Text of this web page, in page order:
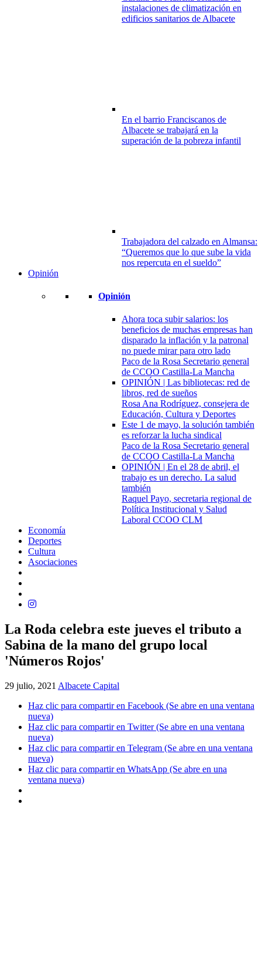
instalaciones de climatización en
edificios sanitarios de Albacete
En el barrio Franciscanos de
Albacete se trabajará en la
superación de la pobreza infantil
Trabajadora del calzado en Almansa:
“Queremos que lo que sube la vida
nos repercuta en el sueldo”
Opinión
Opinión
Ahora toca subir salarios: los
beneficios de muchas empresas han
disparado la inflación y la patronal
no puede mirar para otro lado
Paco de la Rosa Secretario general
de CCOO Castilla-La Mancha
OPINIÓN | Las bibliotecas: red de
libros, red de sueños
Rosa Ana Rodríguez, consejera de
Educación, Cultura y Deportes
Este 1 de mayo, la solución también
es reforzar la lucha sindical
Paco de la Rosa Secretario general
de CCOO Castilla-La Mancha
OPINIÓN | En el 28 de abril, el
trabajo es un derecho. La salud
también
Raquel Payo, secretaria regional de
Política Institucional y Salud
Laboral CCOO CLM
Economía
Deportes
Cultura
Asociaciones
La Roda celebra este jueves el tributo a
Sabina de la mano del grupo local
'Números Rojos'
29 julio, 2021 Albacete Capital
Haz clic para compartir en Facebook (Se abre en una ventana
nueva)
Haz clic para compartir en Twitter (Se abre en una ventana
nueva)
Haz clic para compartir en Telegram (Se abre en una ventana
nueva)
Haz clic para compartir en WhatsApp (Se abre en una
ventana nueva)